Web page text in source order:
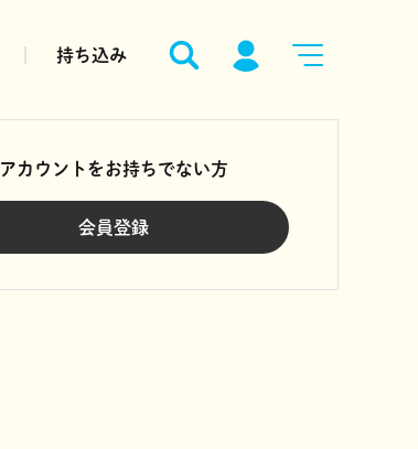
持ち込み
アカウントをお持ちでない方
会員登録